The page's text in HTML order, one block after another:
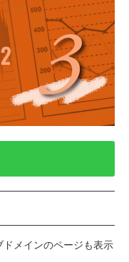
メインのページも表示